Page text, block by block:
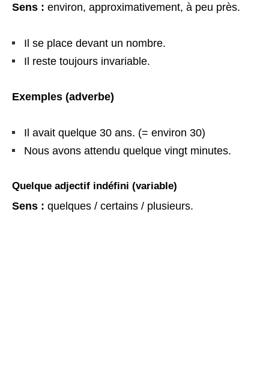
Sens : environ, approximativement, à peu près.
Il se place devant un nombre.
Il reste toujours invariable.
Exemples (adverbe)
Il avait quelque 30 ans. (= environ 30)
Nous avons attendu quelque vingt minutes.
Quelque adjectif indéfini (variable)
Sens : quelques / certains / plusieurs.